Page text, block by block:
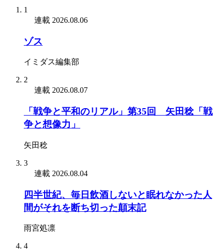
1
連載 2026.08.06
ゾス
イミダス編集部
2
連載 2026.08.07
「戦争と平和のリアル」第35回 矢田稔「戦
争と想像力」
矢田稔
3
連載 2026.08.04
四半世紀、毎日飲酒しないと眠れなかった人
間がそれを断ち切った顛末記
雨宮処凛
4